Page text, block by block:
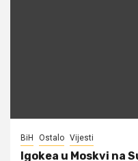
BiH Ostalo Vijesti
Igokea u Moskvi na